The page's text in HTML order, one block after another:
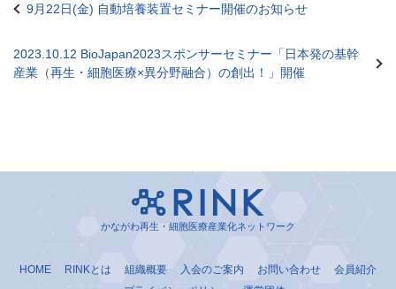
投
ナ
シ
9月22日(金) 自動培養装置セミナー開催のお知らせ
2023.10.12 BioJapan2023スポンサーセミナー「日本発の基幹
産業（再生・細胞医療×異分野融合）の創出！」開催
かながわ再生・細胞医療産業化ネットワーク
HOME RINKとは 組織概要 入会のご案内 お問い合わせ
会員紹介